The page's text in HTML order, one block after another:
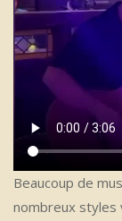
Beaucoup de
nombreux styles